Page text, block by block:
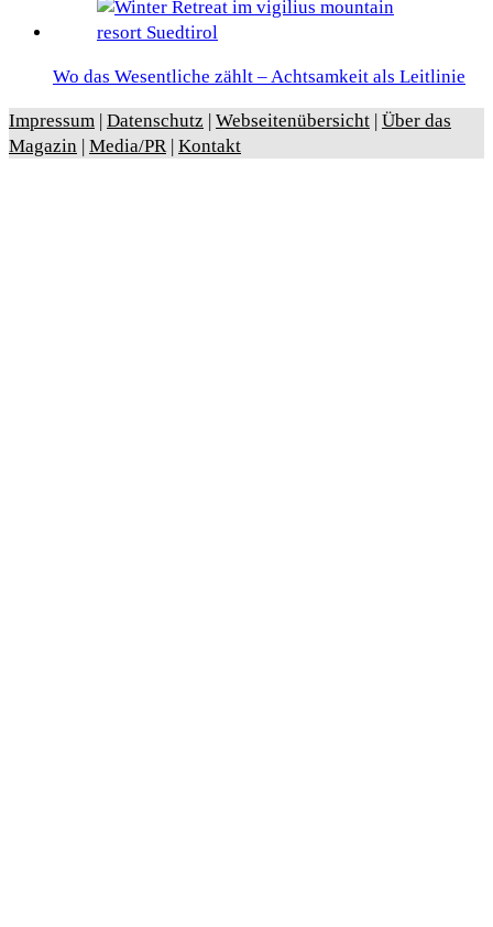
Wo das Wesentliche zählt – Achtsamkeit als Leitlinie
Impressum Datenschutz Webseitenübersicht Über das
Magazin
Media/PR| Kontakt